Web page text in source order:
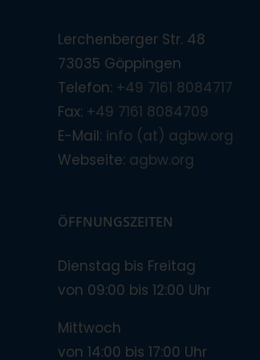
Lerchenberger Str. 48
73035 Göppingen
Telefon: +49 7161 8084717
Fax: +49 7161 8084709
E-Mail: info (at) agbw.org
Webseite: agbw.org
ÖFFNUNGSZEITEN
Dienstag bis Freitag
von 09:00 bis 12:00 Uhr
Mittwoch
von 14:00 bis 17:00 Uhr